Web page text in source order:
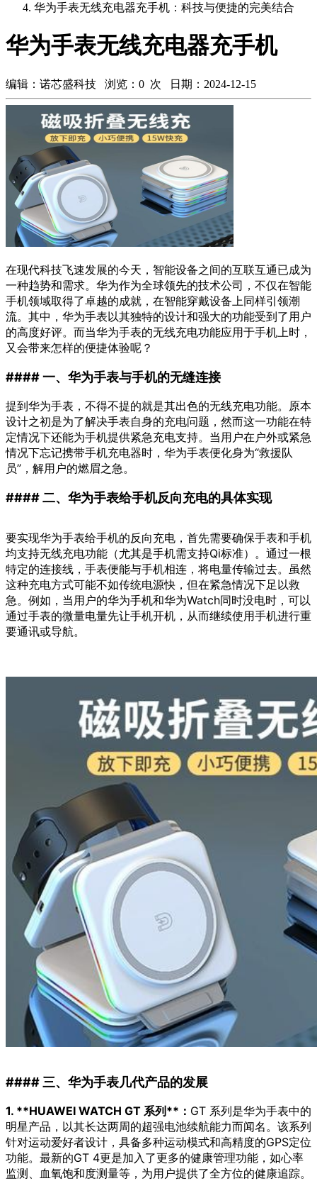
华为手表无线充电器充手机：科技与便捷的完美结合
华为手表无线充电器充手机
编辑：诺芯盛科技 浏览： 0 次 日期：2024-12-15
在现代科技飞速发展的今天，智能设备之间的互联互通已成为
一种趋势和需求。华为作为全球领先的技术公司，不仅在智能
手机领域取得了卓越的成就，在智能穿戴设备上同样引领潮
流。其中，华为手表以其独特的设计和强大的功能受到了用户
的高度好评。而当华为手表的无线充电功能应用于手机上时，
又会带来怎样的便捷体验呢？
#### 一、华为手表与手机的无缝连接
提到华为手表，不得不提的就是其出色的无线充电功能。原本
设计之初是为了解决手表自身的充电问题，然而这一功能在特
定情况下还能为手机提供紧急充电支持。当用户在户外或紧急
情况下忘记携带手机充电器时，华为手表便化身为“救援队
员”，解用户的燃眉之急。
#### 二、华为手表给手机反向充电的具体实现
要实现华为手表给手机的反向充电，首先需要确保手表和手机
均支持无线充电功能（尤其是手机需支持Qi标准）。通过一根
特定的连接线，手表便能与手机相连，将电量传输过去。虽然
这种充电方式可能不如传统电源快，但在紧急情况下足以救
急。例如，当用户的华为手机和华为Watch同时没电时，可以
通过手表的微量电量先让手机开机，从而继续使用手机进行重
要通讯或导航。
#### 三、华为手表几代产品的发展
1. **HUAWEI WATCH GT 系列**： GT 系列是华为手表中的
明星产品，以其长达两周的超强电池续航能力而闻名。该系列
针对运动爱好者设计，具备多种运动模式和高精度的GPS定位
功能。最新的GT 4更是加入了更多的健康管理功能，如心率
监测、血氧饱和度测量等，为用户提供了全方位的健康追踪。